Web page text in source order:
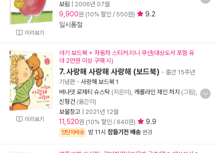
미리보기
보림
2006년 07월
9,900원 (10% 할인 / 550원)
9.2
일시품절
미리보기
아기 보드북 + 자동차 스티커.미니 쿠션(대상도서 포함 유
아 2만원 이상 구매 시)
7. 사랑해 사랑해 사랑해 (보드북) - 출간 15주년
기념판- 사랑해 보드북 1
버나뎃 로제티 슈스탁 (지은이), 캐롤라인 제인 처치 (그림),
신형건 (옮긴이)
보물창고
2021년 12월
11,520원 (10% 할인 / 640원) 9.9
양탄자배송 밤 11시 잠들기전 배송 변경